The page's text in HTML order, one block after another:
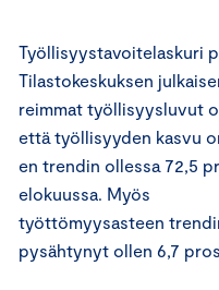
Työllisyystavoitelaskuri
Tilastokeskuksen
reimmat työllisyysluvut
että työllisyyden kasvu
en trendin ollessa 72,5
elokuussa . Myös
työttömyysasteen
pysähtynyt ollen 6,7 pros